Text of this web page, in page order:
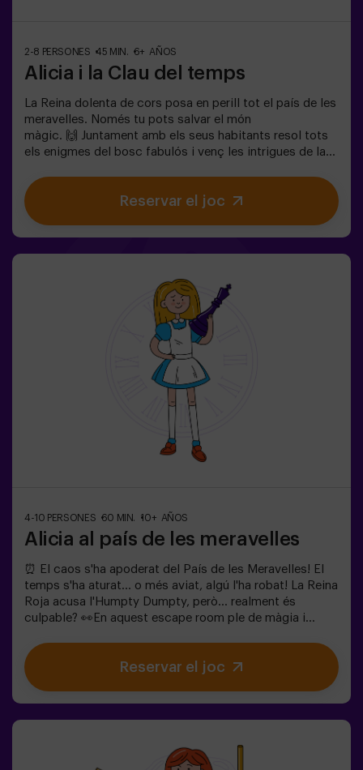
2-8 PERSONES 45 MIN. 6+ AÑOS
Alicia i la Clau del temps
La Reina dolenta de cors posa en perill tot el país de les
meravelles. Només tu pots salvar el món
màgic. 🙌 Juntament amb els seus habitants resol tots
els enigmes del bosc fabulós i venç les intrigues de la
captivador de la teva vida amb Alicia i el conill? 🐇És un
joc d'escapada infantil destinat per a nens de 6 a 13
anys!✅ Ideal per a nens | famílies | aniversaris
monitor (consulta'ns les condicions). ⚠️ Passes estrets
Reservar el joc
4-10 PERSONES 60 MIN. 10+ AÑOS
Alicia al país de les meravelles
⏰ El caos s'ha apoderat del País de les Meravelles! El
temps s'ha aturat... o més aviat, algú l'ha robat! La Reina
Roja acusa l'Humpty Dumpty, però... realment és
culpable? 👀En aquest escape room ple de màgia i
enigmes absurds (com els que li agraden al Barreter).🔹
Enfrontar-te a personatges icònics (compte amb la
Reina de Cors!).🔹 Trobar el temps perdut abans que el
❗Menors de 14 anys: requereixen 1 adult
acompanyant.Opció amb monitor disponible (consulta
Reservar el joc